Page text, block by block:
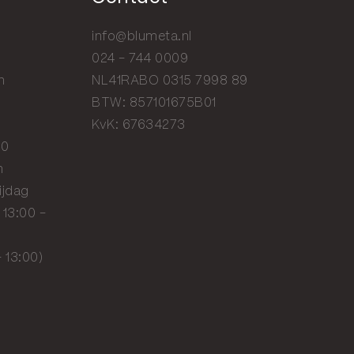
-
13:00)
info@blumeta.nl
024 - 744 0009
NL41RABO 0315 7998 89
BTW: 857101675B01
KvK: 67634273